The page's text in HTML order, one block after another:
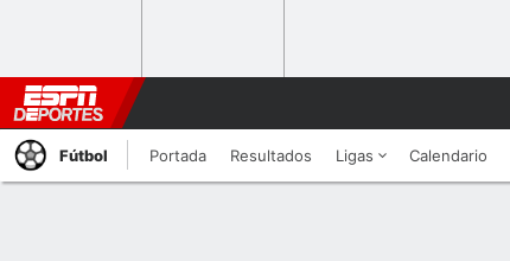
Fútbol Portada Resultados Ligas Calendario